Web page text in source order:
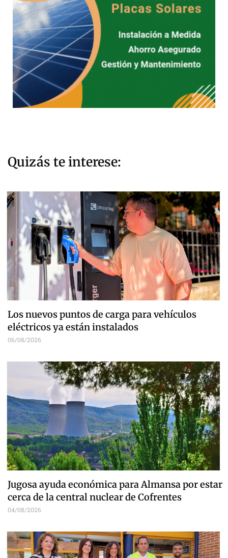
Quizás te interese:
Los nuevos puntos de carga para vehículos
eléctricos ya están instalados
06/08/2026
Jugosa ayuda económica para Almansa por estar
cerca de la central nuclear de Cofrentes
04/08/2026